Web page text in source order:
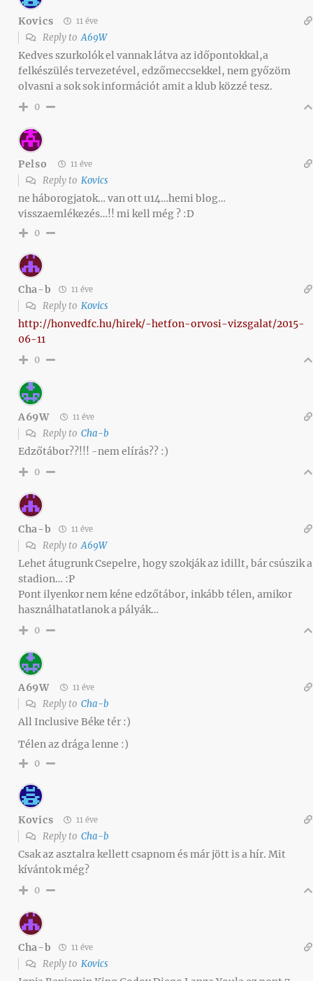
Kovics 11 éve
Reply toA69W
Kedves szurkolók el vannak látva az időpontokkal,a
felkészülés tervezetével, edzőmeccsekkel, nem győzöm
olvasni a sok sok információt amit a klub közzé tesz.
0
Pelso 11 éve
Reply to Kovics
ne háborogjatok… van ott u14…hemi blog…
visszaemlékezés…!! mi kell még ? :D
0
Cha-b 11 éve
Reply to Kovics
http://honvedfc.hu/hirek/-hetfon-orvosi-vizsgalat/2015-
06-11
0
A69W 11 éve
Reply to Cha-b
Edzőtábor??!!! -nem elírás?? :)
0
Cha-b 11 éve
Reply toA69W
Lehet átugrunk Csepelre, hogy szokják az idillt, bár csúszik a
stadion… :P
Pont ilyenkor nem kéne edzőtábor, inkább télen, amikor
használhatatlanok a pályák…
0
A69W 11 éve
Reply to Cha-b
All Inclusive Béke tér :)
Télen az drága lenne :)
0
Kovics 11 éve
Reply to Cha-b
Csak az asztalra kellett csapnom és már jött is a hír. Mit
kívántok még?
0
Cha-b 11 éve
Reply to Kovics